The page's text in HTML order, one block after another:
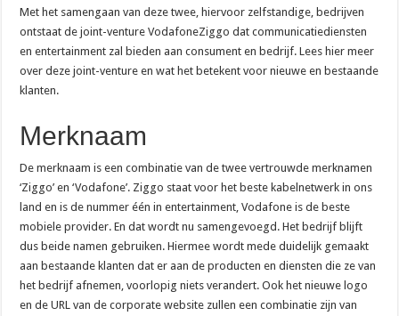
Met het samengaan van deze twee, hiervoor zelfstandige, bedrijven
ontstaat de joint-venture VodafoneZiggo dat communicatiediensten
en entertainment zal bieden aan consument en bedrijf. Lees hier meer
over deze joint-venture en wat het betekent voor nieuwe en bestaande
klanten.
Merknaam
De merknaam is een combinatie van de twee vertrouwde merknamen
‘Ziggo’ en ‘Vodafone’. Ziggo staat voor het beste kabelnetwerk in ons
land en is de nummer één in entertainment, Vodafone is de beste
mobiele provider. En dat wordt nu samengevoegd. Het bedrijf blijft
dus beide namen gebruiken. Hiermee wordt mede duidelijk gemaakt
aan bestaande klanten dat er aan de producten en diensten die ze van
het bedrijf afnemen, voorlopig niets verandert. Ook het nieuwe logo
en de URL van de corporate website zullen een combinatie zijn van